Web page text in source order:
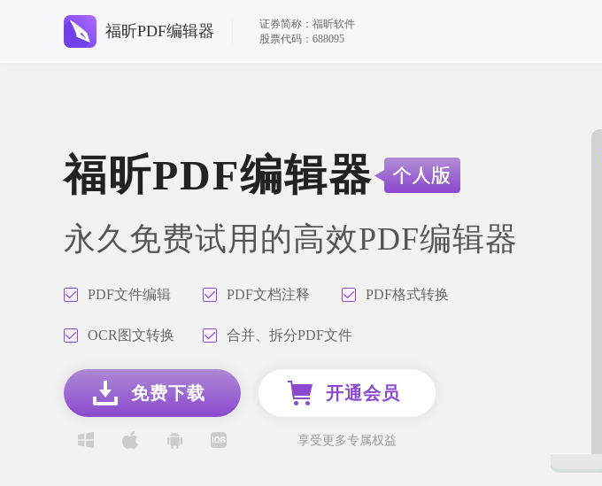
福昕PDF编辑器
证券简称：福昕软件
股票代码：688095
福昕PDF编辑器
永久免费试用的高效PDF编辑器
PDF文件编辑 PDF文档注释 PDF格式转换
OCR图文转换 合并、拆分PDF文件
免费下载 开通会员
享受更多专属权益